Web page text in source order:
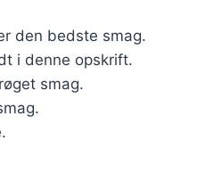
den bedste smag.
i denne opskrift.
smag.